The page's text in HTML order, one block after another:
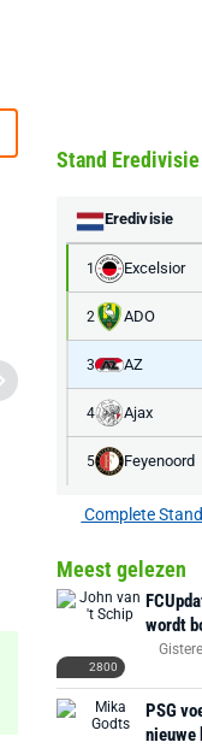
MediaMarkt
EA Sports FC 26 -
PlayStation 5
Stand
Eredivisie
1 Excelsior
2 ADO
3 AZ
4 Ajax
5 Feyenoord
Complete Stand
Meest gelezen
2800
wordt
PSG
nieuwe